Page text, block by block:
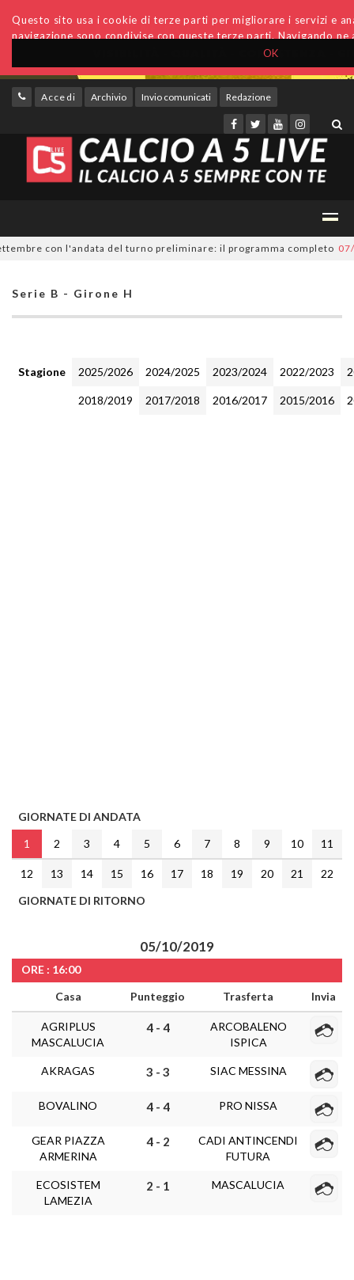
OK
Questo sito usa i cookie di terze parti per migliorare i servizi e
navigazione sono condivise con queste terze parti. Navigando
Accedi Archivio Invio comunicati Redazione
con l'andata del turno preliminare: il programma completo 07/08/
Serie B - Girone H
Stagione 2025/2026 2024/2025 2023/2024 2022/2023
2018/2019 2017/2018 2016/2017 2015/2016
GIORNATE DI ANDATA
1
2 3 4 5 6 7 8 9 10 11
12 13 14 15 16 17 18 19 20 21
22
GIORNATE DI RITORNO
05/10/2019
ORE : 16:00
Casa
Punteggio Trasferta Invia
AGRIPLUS
MASCALUCIA
4 - 4
ARCOBALENO
ISPICA
AKRAGAS 3 - 3 SIAC MESSINA
BOVALINO 4 - 4 PRO NISSA
GEAR PIAZZA
ARMERINA
4 - 2
CADI ANTINCENDI
FUTURA
ECOSISTEM
LAMEZIA
2 - 1 MASCALUCIA